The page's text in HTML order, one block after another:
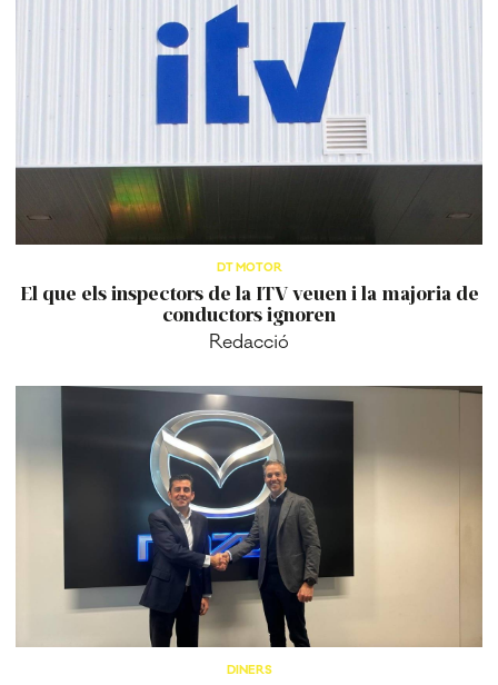
DT MOTOR
El que els inspectors de la ITV veuen i la majoria de
conductors ignoren
Redacció
DINERS